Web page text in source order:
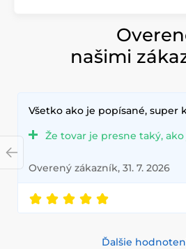
našimi
Všetko ako je popísané, super
Že tovar je presne taký,
Overený zákazník, 31. 7. 2026
Ďalšie